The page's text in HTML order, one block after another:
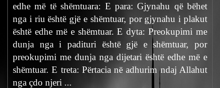
edhe më të shëmtuara: E para: Gjynahu që bëhet
nga i riu është gjë e shëmtuar, por gjynahu i plakut
është edhe më e shëmtuar. E dyta: Preokupimi me
dunja nga i padituri është gjë e shëmtuar, por
preokupimi me dunja nga dijetari është edhe më e
shëmtuar. E treta: Përtacia në adhurim ndaj Allahut
nga çdo njeri ...